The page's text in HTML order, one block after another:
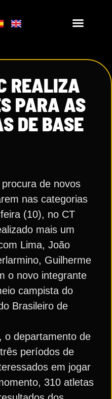
REALIZA
PARA AS
DE BASE
de novos
nas categorias
(10), no CT
mais um
Lima, João
Guilherme
o novo integrante
campista do
Brasileiro de
o departamento de
períodos de
em jogar
310 atletas